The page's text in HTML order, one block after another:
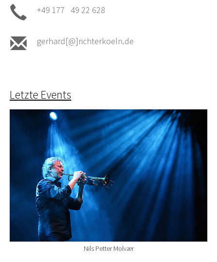
+49 177 49 22 628
gerhard[@]richterkoeln.de
Letzte Events
Nils Petter Molvær